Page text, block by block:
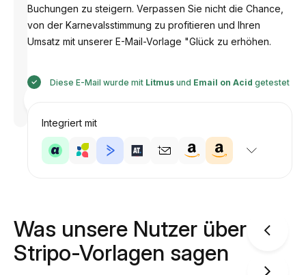
Buchungen zu steigern. Verpassen Sie nicht die Chance,
von der Karnevalsstimmung zu profitieren und Ihren
Umsatz mit unserer E-Mail-Vorlage "Glück zu erhöhen.
Diese E-Mail wurde mit Litmus und Email on Acid getestet
Integriert mit
Was unsere Nutzer über
Stripo-Vorlagen sagen